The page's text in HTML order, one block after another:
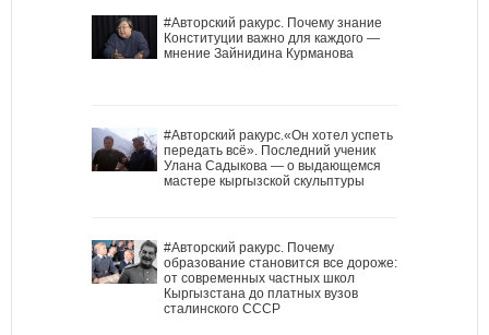
#Авторский ракурс. Почему знание
Конституции важно для каждого —
мнение Зайнидина Курманова
#Авторский ракурс.«Он хотел успеть
передать всё». Последний ученик
Улана Садыкова — о выдающемся
мастере кыргызской скульптуры
#Авторский ракурс. Почему
образование становится все дороже:
от современных частных школ
Кыргызстана до платных вузов
сталинского СССР